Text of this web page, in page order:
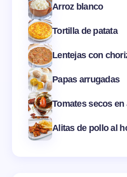
Arroz blanco
Tortilla de patata
Lentejas con
Papas arrugadas
Tomates secos
Alitas de pollo al